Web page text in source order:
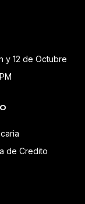
y 12 de Octubre
de Credito